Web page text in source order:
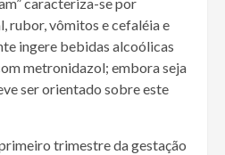
rubor, vômitos e cefaléia e
ingere bebidas alcoólicas
metronidazol; embora seja
ser orientado sobre este
trimestre da gestação